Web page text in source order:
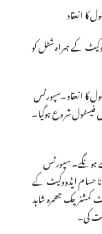
کا انعقاد
کے ہمراہ شٹل کو
کا انعقاد۔سپورٹس
فیسٹول شروع ہوگیا۔
ہونگے۔ سپورٹس
حسام ایڈووکیٹ کے
کمشنر چک جھمرہ شاہد
کی۔